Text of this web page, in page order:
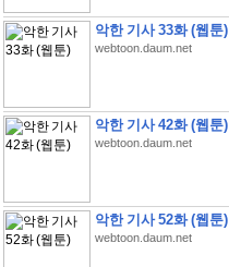
악한 기사 33화 (웹툰)
webtoon.daum.net
악한 기사 42화 (웹툰)
webtoon.daum.net
악한 기사 52화 (웹툰)
webtoon.daum.net